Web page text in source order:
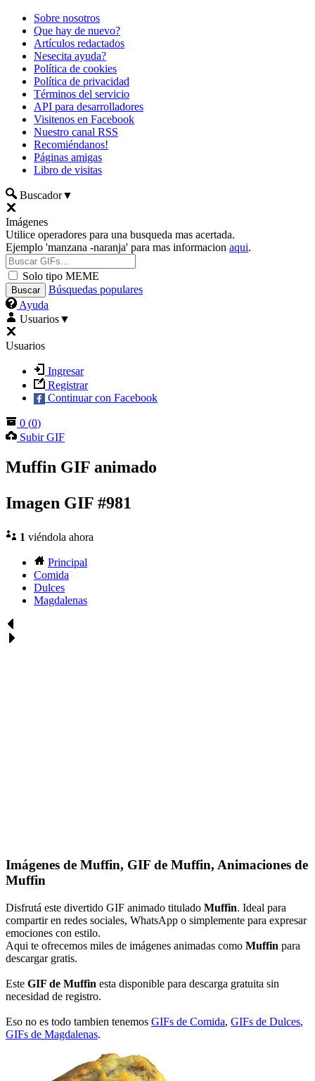
Sobre nosotros
Que hay de nuevo?
Artículos redactados
Nesecita ayuda?
Política de cookies
Política de privacidad
Términos del servicio
API para desarrolladores
Visitenos en Facebook
Nuestro canal RSS
Recomiéndanos!
Páginas amigas
Libro de visitas
Buscador▼
Imágenes
Utilice operadores para una busqueda mas acertada.
Ejemplo 'manzana -naranja' para mas informacion aqui.
Solo tipo MEME
Búsquedas populares
Ayuda
Usuarios▼
Usuarios
Ingresar
Registrar
Continuar con Facebook
0 (0)
Subir GIF
Muffin GIF animado
Imagen GIF #981
1 viéndola ahora
Principal
Comida
Dulces
Magdalenas
Imágenes de Muffin, GIF de Muffin, Animaciones de
Muffin
Disfrutá este divertido GIF animado titulado Muffin. Ideal para
compartir en redes sociales, WhatsApp o simplemente para expresar
emociones con estilo.
Aqui te ofrecemos miles de imágenes animadas como Muffin para
descargar gratis.
Este GIF de Muffin esta disponible para descarga gratuita sin
necesidad de registro.
Eso no es todo tambien tenemos GIFs de Comida, GIFs de Dulces,
GIFs de Magdalenas.